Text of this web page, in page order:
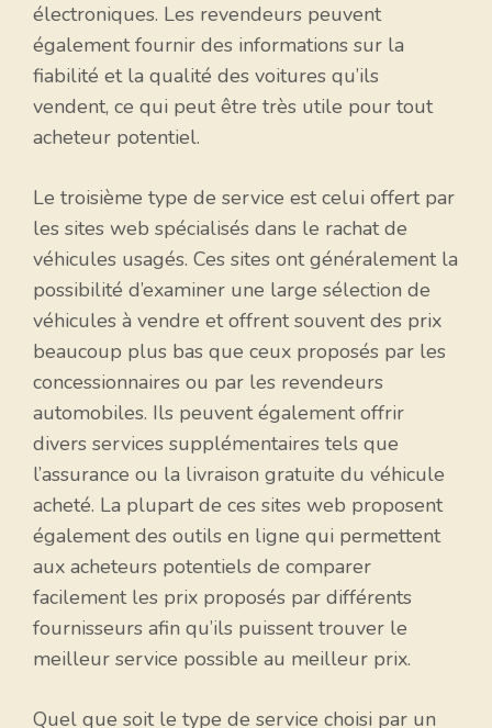
électroniques. Les revendeurs peuvent
également fournir des informations sur la
fiabilité et la qualité des voitures qu’ils
vendent, ce qui peut être très utile pour tout
acheteur potentiel.
Le troisième type de service est celui offert par
les sites web spécialisés dans le rachat de
véhicules usagés. Ces sites ont généralement la
possibilité d’examiner une large sélection de
véhicules à vendre et offrent souvent des prix
beaucoup plus bas que ceux proposés par les
concessionnaires ou par les revendeurs
automobiles. Ils peuvent également offrir
divers services supplémentaires tels que
l’assurance ou la livraison gratuite du véhicule
acheté. La plupart de ces sites web proposent
également des outils en ligne qui permettent
aux acheteurs potentiels de comparer
facilement les prix proposés par différents
fournisseurs afin qu’ils puissent trouver le
meilleur service possible au meilleur prix.
Quel que soit le type de service choisi par un